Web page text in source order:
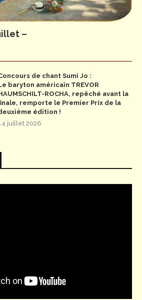
–
de chant Sumi Jo :
baryton américain TREVOR
ROCHA, repêché avant la
remporte le Premier Prix de la
édition !
juillet 2026